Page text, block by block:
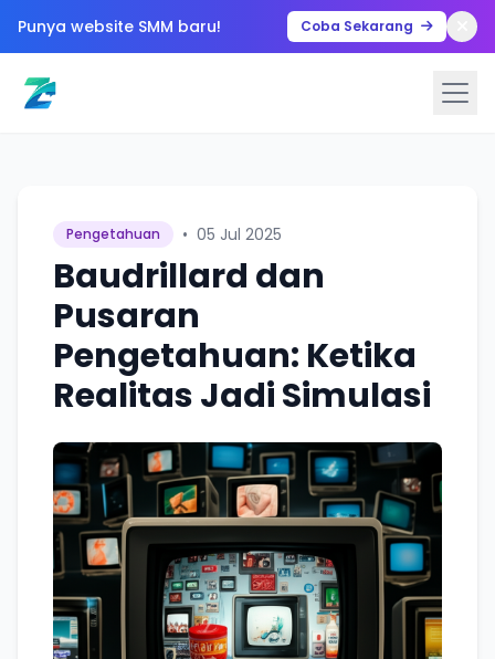
Punya website SMM baru! Coba Sekarang
Pengetahuan • 05 Jul 2025
Baudrillard dan
Pusaran
Pengetahuan: Ketika
Realitas Jadi Simulasi